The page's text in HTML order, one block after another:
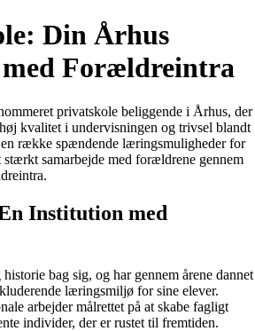
Din Århus
Forældreintra
privatskole beliggende i Århus, der
kvalitet i undervisningen og trivsel blandt
række spændende læringsmuligheder for
samarbejde med forældrene gennem
Institution med
bag sig, og har gennem årene dannet
læringsmiljø for sine elever.
arbejder målrettet på at skabe fagligt
individer, der er rustet til fremtiden.